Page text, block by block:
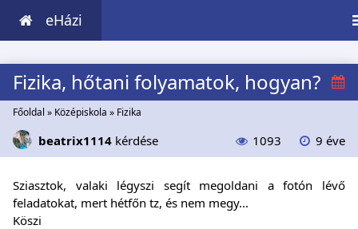
eHázi
Fizika, hőtani folyamatok, hogyan?
Főoldal » Középiskola » Fizika
beatrix1114 kérdése 1093 9 éve
Sziasztok, valaki légyszi segít megoldani a fotón lévő
feladatokat, mert hétfőn tz, és nem megy...
Köszi